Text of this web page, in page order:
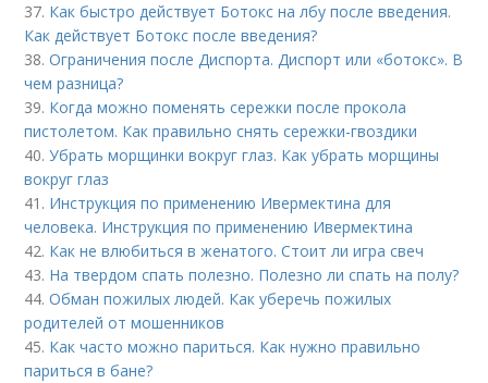
37. Как быстро действует Ботокс на лбу после введения.
Как действует Ботокс после введения?
38.Ограничения после Диспорта. Диспорт или «ботокс». В
чем разница?
39. Когда можно поменять сережки после прокола
пистолетом. Как правильно снять сережки-гвоздики
40.Убрать морщинки вокруг глаз. Как убрать морщины
вокруг глаз
41. Инструкция по применению Ивермектина для
человека. Инструкция по применению Ивермектина
42. Как не влюбиться в женатого. Стоит ли игра свеч
43. На твердом спать полезно. Полезно ли спать на полу?
44.Обман пожилых людей. Как уберечь пожилых
родителей от мошенников
45. Как часто можно париться. Как нужно правильно
париться в бане?